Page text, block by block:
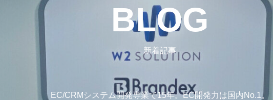
BLOG
新着記事
EC/CRMシステム開発専業で15年。EC開発力は国内No.1。